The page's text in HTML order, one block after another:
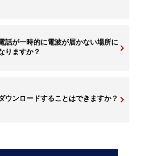
話が一時的に電波が届かない場所に
りますか？
ウンロードすることはできますか？